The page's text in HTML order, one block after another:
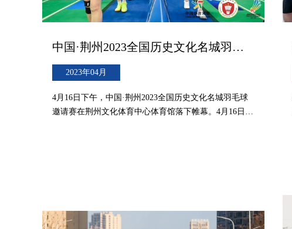
中国·荆州2023全国历史文化名城羽毛球邀请赛圆满闭幕，明年不见不散！
2023年04月
4月16日下午，中国·荆州2023全国历史文化名城羽毛球
邀请赛在荆州文化体育中心体育馆落下帷幕。4月16日下